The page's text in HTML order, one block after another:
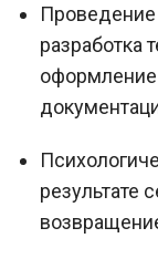
Проведение
разработка
результате